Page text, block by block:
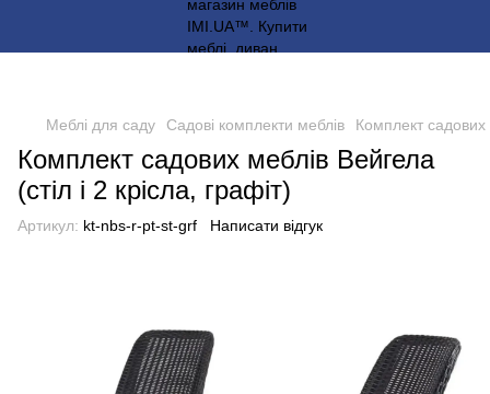
Меблі для саду Садові комплекти меблів Комплект садових
Комплект садових меблів Вейгела
(стіл і 2 крісла, графіт)
Артикул: kt-nbs-r-pt-st-grf Написати відгук